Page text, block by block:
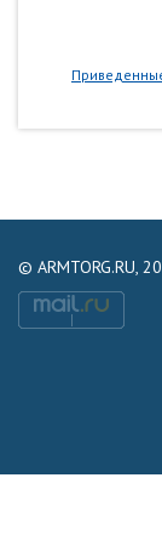
© ARMTORG.RU,